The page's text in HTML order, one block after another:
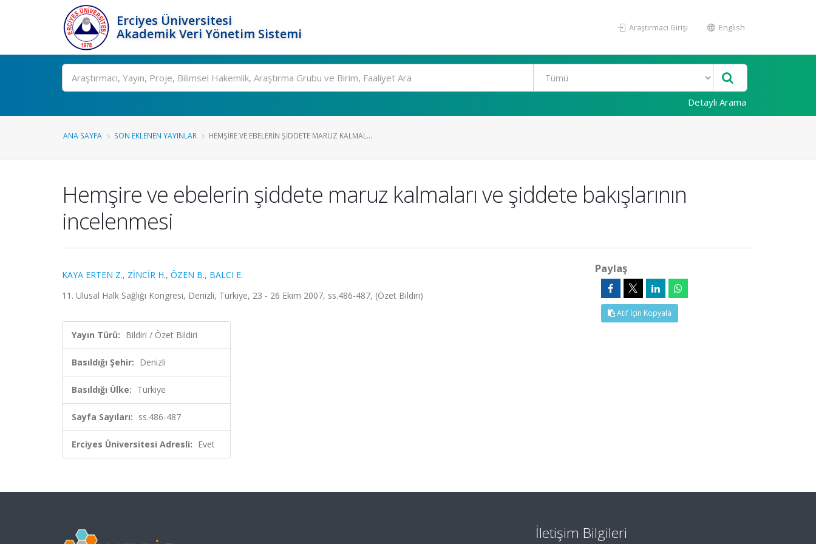
Erciyes Üniversitesi
Akademik Veri Yönetim Sistemi
Araştırmacı Girişi English
Ara
Detaylı Arama
ANA SAYFA SON EKLENEN YAYINLAR HEMŞIRE VE EBELERIN ŞIDDETE MARUZ KALMAL...
Hemşire ve ebelerin şiddete maruz kalmaları ve şiddete bakışlarının
incelenmesi
KAYA ERTEN Z., ZİNCİR H., ÖZEN B., BALCI E.
11. Ulusal Halk Sağlığı Kongresi, Denizli, Türkiye, 23 - 26 Ekim 2007, ss.486-487, (Özet Bildiri)
Yayın Türü: Bildiri / Özet Bildiri
Basıldığı Şehir: Denizli
Basıldığı Ülke: Türkiye
Sayfa Sayıları: ss.486-487
Erciyes Üniversitesi Adresli: Evet
Paylaş
Atıf İçin Kopyala
İletişim Bilgileri